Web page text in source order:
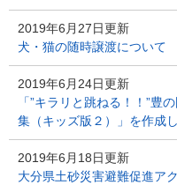
2019年6月27日更新
犬・猫の随時譲渡について
2019年6月24日更新
「”キラリと跳ねる！！”豊
集（キッズ版２）」を作成
2019年6月18日更新
大分県土砂災害避難促進ア